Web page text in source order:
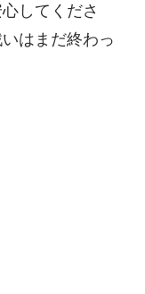
してくださ
はまだ終わっ